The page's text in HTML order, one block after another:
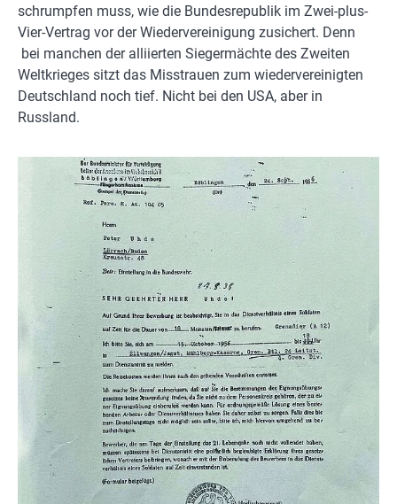
schrumpfen muss, wie die Bundesrepublik im Zwei-plus-
Vier-Vertrag vor der Wiedervereinigung zusichert. Denn
bei manchen der alliierten Siegermächte des Zweiten
Weltkrieges sitzt das Misstrauen zum wiedervereinigten
Deutschland noch tief. Nicht bei den USA, aber in
Russland.